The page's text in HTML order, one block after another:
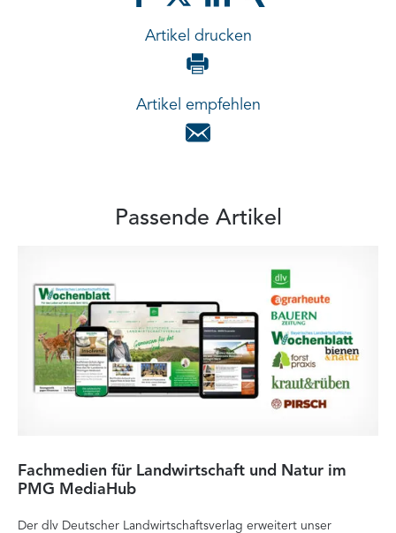
Artikel drucken
Artikel empfehlen
Passende Artikel
Fachmedien für Landwirtschaft und Natur im
PMG MediaHub
Der dlv Deutscher Landwirtschaftsverlag erweitert unser